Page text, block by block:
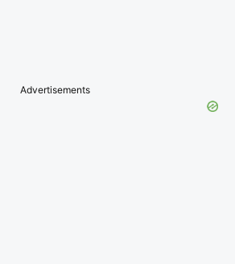
Advertisements